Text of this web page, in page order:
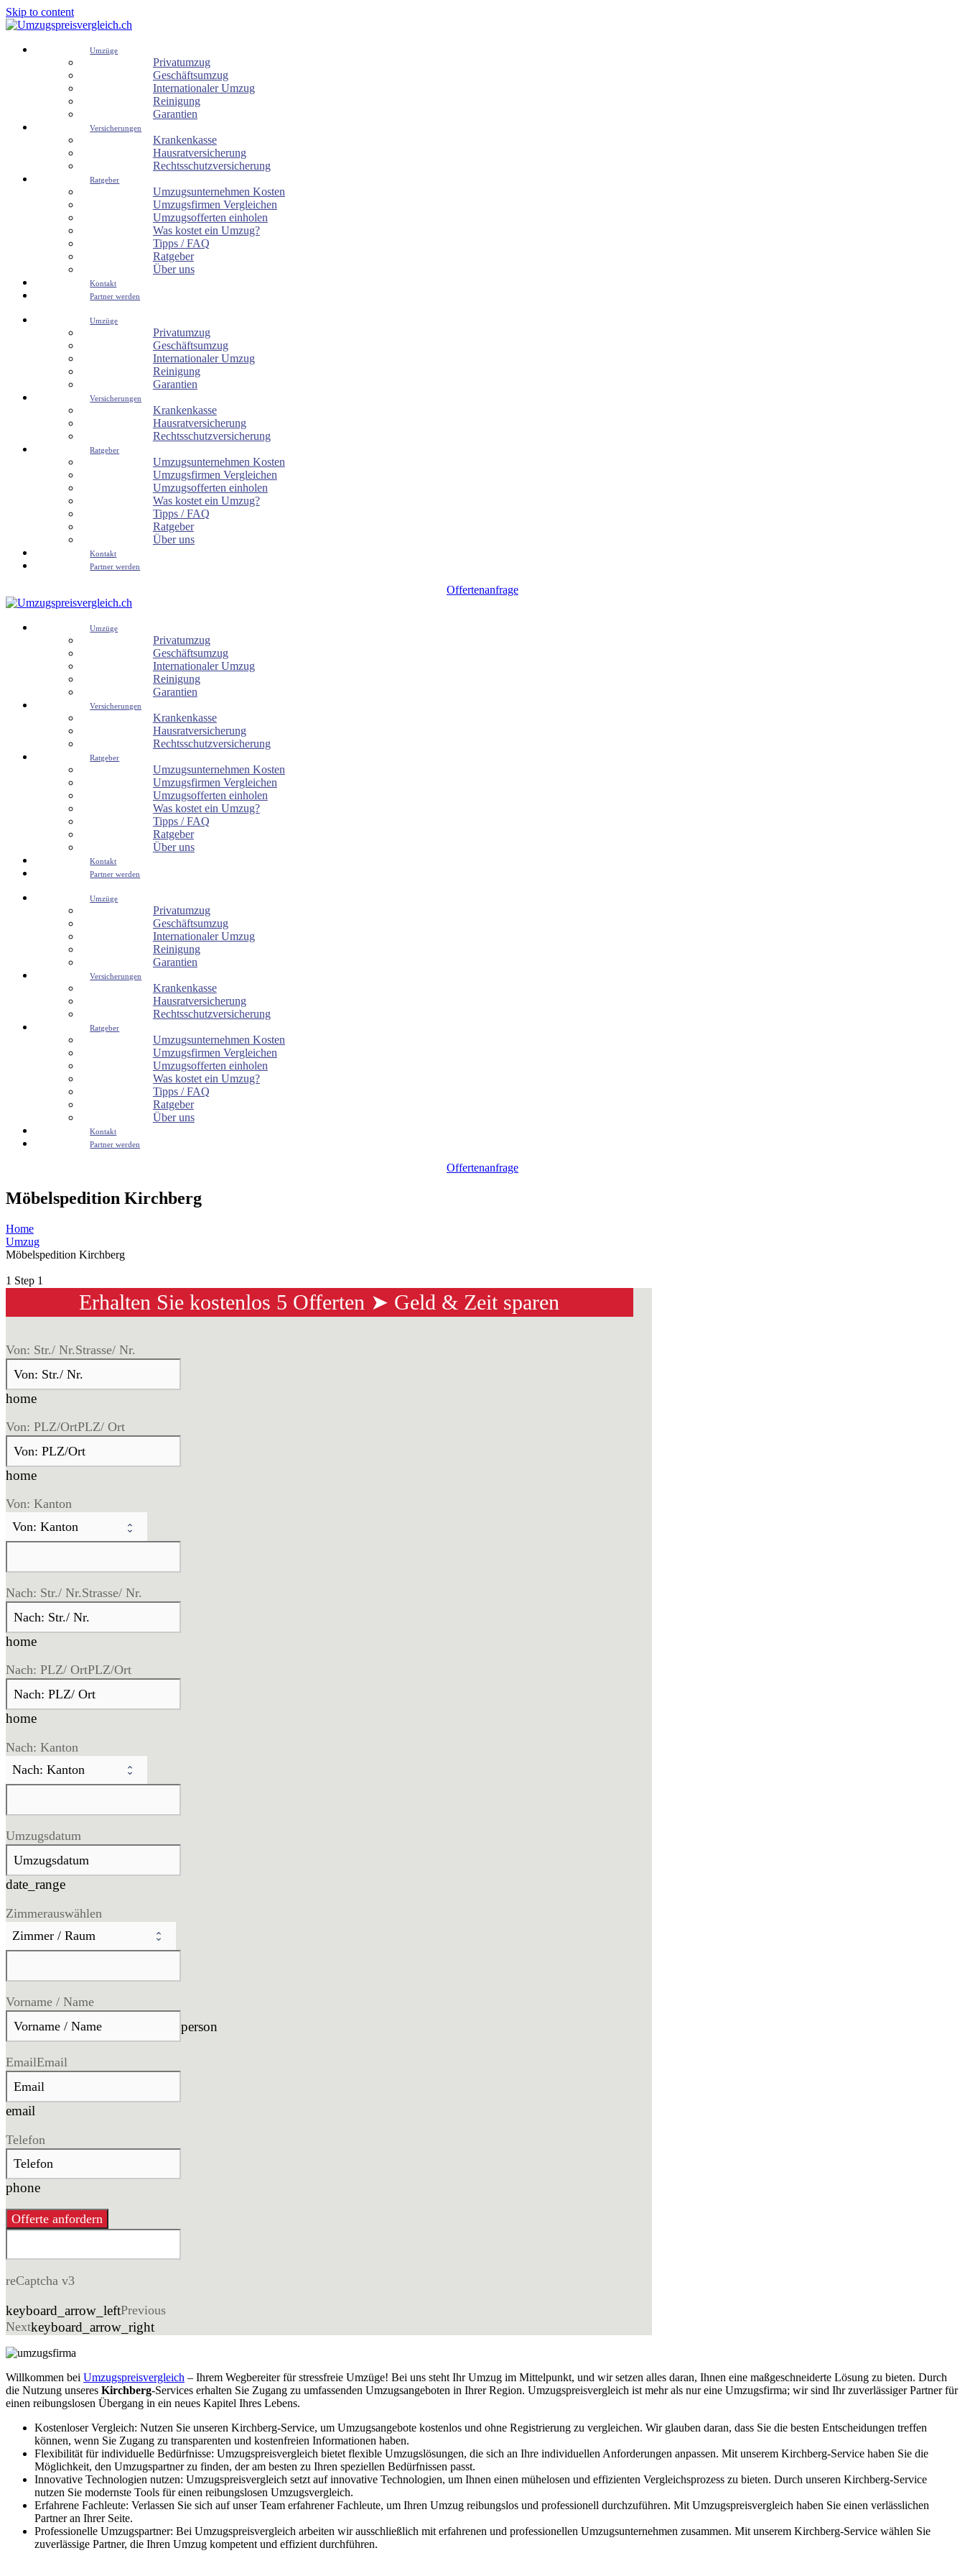
Skip to content
Umzüge
Privatumzug
Geschäftsumzug
Internationaler Umzug
Reinigung
Garantien
Versicherungen
Krankenkasse
Hausratversicherung
Rechtsschutzversicherung
Ratgeber
Umzugsunternehmen Kosten
Umzugsfirmen Vergleichen
Umzugsofferten einholen
Was kostet ein Umzug?
Tipps / FAQ
Ratgeber
Über uns
Kontakt
Partner werden
Umzüge
Privatumzug
Geschäftsumzug
Internationaler Umzug
Reinigung
Garantien
Versicherungen
Krankenkasse
Hausratversicherung
Rechtsschutzversicherung
Ratgeber
Umzugsunternehmen Kosten
Umzugsfirmen Vergleichen
Umzugsofferten einholen
Was kostet ein Umzug?
Tipps / FAQ
Ratgeber
Über uns
Kontakt
Partner werden
Offertenanfrage
Umzüge
Privatumzug
Geschäftsumzug
Internationaler Umzug
Reinigung
Garantien
Versicherungen
Krankenkasse
Hausratversicherung
Rechtsschutzversicherung
Ratgeber
Umzugsunternehmen Kosten
Umzugsfirmen Vergleichen
Umzugsofferten einholen
Was kostet ein Umzug?
Tipps / FAQ
Ratgeber
Über uns
Kontakt
Partner werden
Umzüge
Privatumzug
Geschäftsumzug
Internationaler Umzug
Reinigung
Garantien
Versicherungen
Krankenkasse
Hausratversicherung
Rechtsschutzversicherung
Ratgeber
Umzugsunternehmen Kosten
Umzugsfirmen Vergleichen
Umzugsofferten einholen
Was kostet ein Umzug?
Tipps / FAQ
Ratgeber
Über uns
Kontakt
Partner werden
Offertenanfrage
Möbelspedition Kirchberg
Home
Umzug
Möbelspedition Kirchberg
1 Step 1
Erhalten Sie kostenlos 5 Offerten ➤ Geld & Zeit sparen
Von: Str./ Nr.Strasse/ Nr.
home
Von: PLZ/OrtPLZ/ Ort
home
Von: Kanton
Nach: Str./ Nr.Strasse/ Nr.
home
Nach: PLZ/ OrtPLZ/Ort
home
Nach: Kanton
Umzugsdatum
date_range
Zimmerauswählen
Vorname / Name
person
EmailEmail
email
Telefon
phone
Offerte anfordern
reCaptcha v3
keyboard_arrow_leftPrevious
Nextkeyboard_arrow_right
Willkommen bei Umzugspreisvergleich – Ihrem Wegbereiter für stressfreie Umzüge! Bei uns steht Ihr Umzug im Mittelpunkt, und wir setzen alles daran, Ihnen eine maßgeschneiderte Lösung zu bieten. Durch
die Nutzung unseres Kirchberg-Services erhalten Sie Zugang zu umfassenden Umzugsangeboten in Ihrer Region. Umzugspreisvergleich ist mehr als nur eine Umzugsfirma; wir sind Ihr zuverlässiger Partner für
einen reibungslosen Übergang in ein neues Kapitel Ihres Lebens.
Kostenloser Vergleich: Nutzen Sie unseren Kirchberg-Service, um Umzugsangebote kostenlos und ohne Registrierung zu vergleichen. Wir glauben daran, dass Sie die besten Entscheidungen treffen
können, wenn Sie Zugang zu transparenten und kostenfreien Informationen haben.
Flexibilität für individuelle Bedürfnisse: Umzugspreisvergleich bietet flexible Umzugslösungen, die sich an Ihre individuellen Anforderungen anpassen. Mit unserem Kirchberg-Service haben Sie die
Möglichkeit, den Umzugspartner zu finden, der am besten zu Ihren speziellen Bedürfnissen passt.
Innovative Technologien nutzen: Umzugspreisvergleich setzt auf innovative Technologien, um Ihnen einen mühelosen und effizienten Vergleichsprozess zu bieten. Durch unseren Kirchberg-Service
nutzen Sie modernste Tools für einen reibungslosen Umzugsvergleich.
Erfahrene Fachleute: Verlassen Sie sich auf unser Team erfahrener Fachleute, um Ihren Umzug reibungslos und professionell durchzuführen. Mit Umzugspreisvergleich haben Sie einen verlässlichen
Partner an Ihrer Seite.
Professionelle Umzugspartner: Bei Umzugspreisvergleich arbeiten wir ausschließlich mit erfahrenen und professionellen Umzugsunternehmen zusammen. Mit unserem Kirchberg-Service wählen Sie
zuverlässige Partner, die Ihren Umzug kompetent und effizient durchführen.